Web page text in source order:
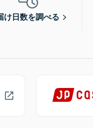
け日数を調べる